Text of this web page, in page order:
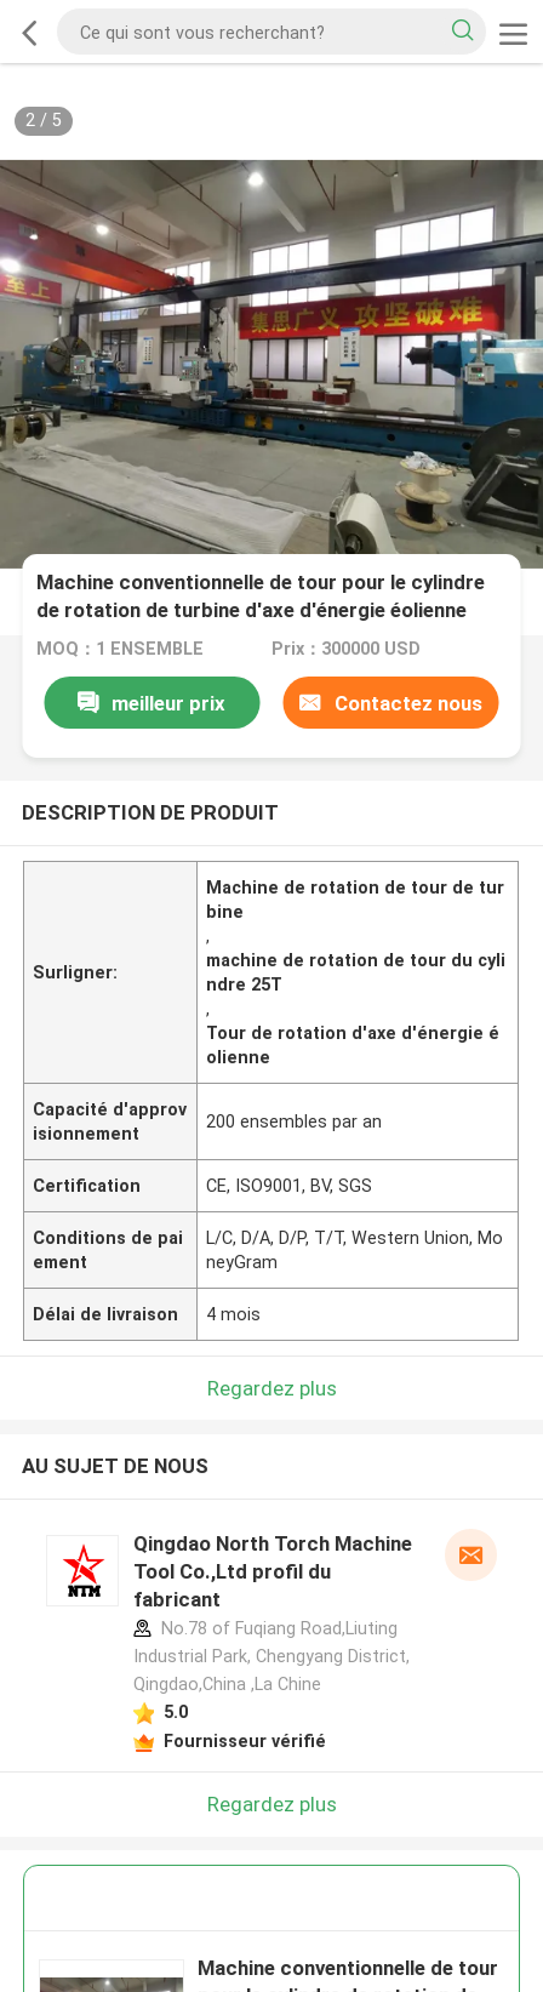
2/ 5
Machine conventionnelle de tour pour le cylindre
de rotation de turbine d'axe d'énergie éolienne
MOQ：1 ENSEMBLE Prix：300000 USD
meilleur prix Contactez nous
DESCRIPTION DE PRODUIT
Surligner:
Machine de rotation de tour de tur
bine
,
machine de rotation de tour du cyli
ndre 25T
,
Tour de rotation d'axe d'énergie é
olienne
Capacité d'approv
isionnement
200 ensembles par an
Certification CE, ISO9001, BV, SGS
Conditions de pai
ement
L/C, D/A, D/P, T/T, Western Union, Mo
neyGram
Délai de livraison 4 mois
Regardez plus
AU SUJET DE NOUS
Qingdao North Torch Machine
Tool Co.,Ltd profil du
fabricant
No.78 of Fuqiang Road,Liuting
Industrial Park, Chengyang District,
Qingdao,China ,La Chine
5.0
Fournisseur vérifié
Regardez plus
Machine conventionnelle de tour